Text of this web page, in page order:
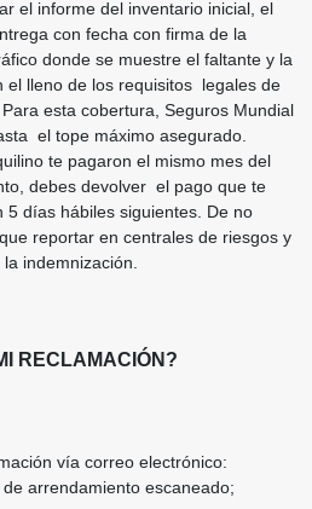
el informe del inventario inicial, el
con fecha con firma de la
donde se muestre el faltante y la
el lleno de los requisitos legales de
esta cobertura, Seguros Mundial
el tope máximo asegurado.
te pagaron el mismo mes del
debes devolver el pago que te
5 días hábiles siguientes. De no
reportar en centrales de riesgos y
indemnización.
RECLAMACIÓN?
vía correo electrónico:
de arrendamiento escaneado;